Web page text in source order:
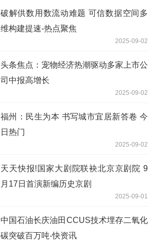
破解供数用数流动难题 可信数据空间多
维构建提速-热点聚焦
2025-09-02
头条焦点：宠物经济热潮驱动多家上市公
司中报高增长
2025-09-02
福州：民生为本 书写城市宜居新答卷 今
日热门
2025-09-02
天天快报!国家大剧院联袂北京京剧院 9
月17日首演新编历史京剧
2025-09-01
中国石油长庆油田CCUS技术埋存二氧化
碳突破百万吨-快资讯